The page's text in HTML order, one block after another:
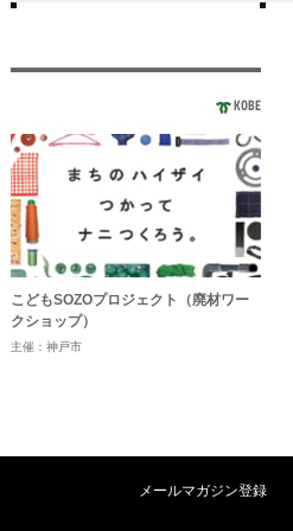
KOBE
こどもSOZOプロジェクト（廃材ワー
クショップ）
主催：神戸市
メールマガジン登録